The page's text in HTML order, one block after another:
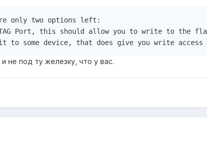
only two options left:
Port, this should allow you to write to the
не под ту железку, что у вас.